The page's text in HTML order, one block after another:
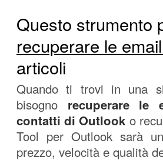
Questo strumento
recuperare le
articoli
Quando ti trovi in ​​una
bisogno recuperare le
contatti di Outlook o
Tool per Outlook sarà
prezzo, velocità e qualità